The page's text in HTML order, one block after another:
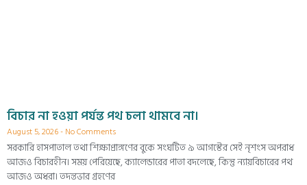
বিচার না হওয়া পর্যন্ত পথ চলা থামবে না।
August 5, 2026 No Comments
সরকারি হাসপাতাল তথা শিক্ষাপ্রাঙ্গণের বুকে সংঘটিত ৯ আগস্টের সেই নৃশংস অপরাধ
আজও বিচারহীন। সময় পেরিয়েছে, ক্যালেন্ডারের পাতা বদলেছে, কিন্তু ন্যায়বিচারের পথ
আজও অধরা। তদন্তভার গ্রহণের